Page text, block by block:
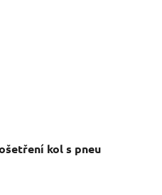
kol s pneu